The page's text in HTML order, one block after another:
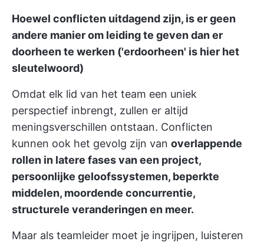
Hoewel conflicten uitdagend zijn, is er geen
andere manier om leiding te geven dan er
doorheen te werken ('erdoorheen' is hier het
sleutelwoord)
Omdat elk lid van het team een uniek
perspectief inbrengt, zullen er altijd
meningsverschillen ontstaan. Conflicten
kunnen ook het gevolg zijn van overlappende
rollen in latere fases van een project,
persoonlijke geloofssystemen, beperkte
middelen, moordende concurrentie,
structurele veranderingen en meer.
Maar als teamleider moet je ingrijpen, luisteren